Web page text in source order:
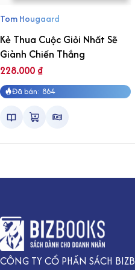
Tom Hougaard
Kẻ Thua Cuộc Giỏi Nhất Sẽ
Giành Chiến Thắng
228.000₫
Đã bán: 864
CÔNG TY CỔ PHẦN SÁCH